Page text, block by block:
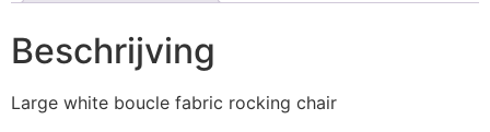
Beschrijving
Large white boucle fabric rocking chair